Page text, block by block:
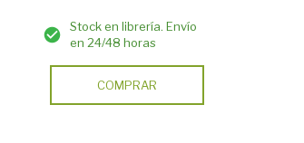
Stock en librería. Envío
en 24/48 horas
COMPRAR